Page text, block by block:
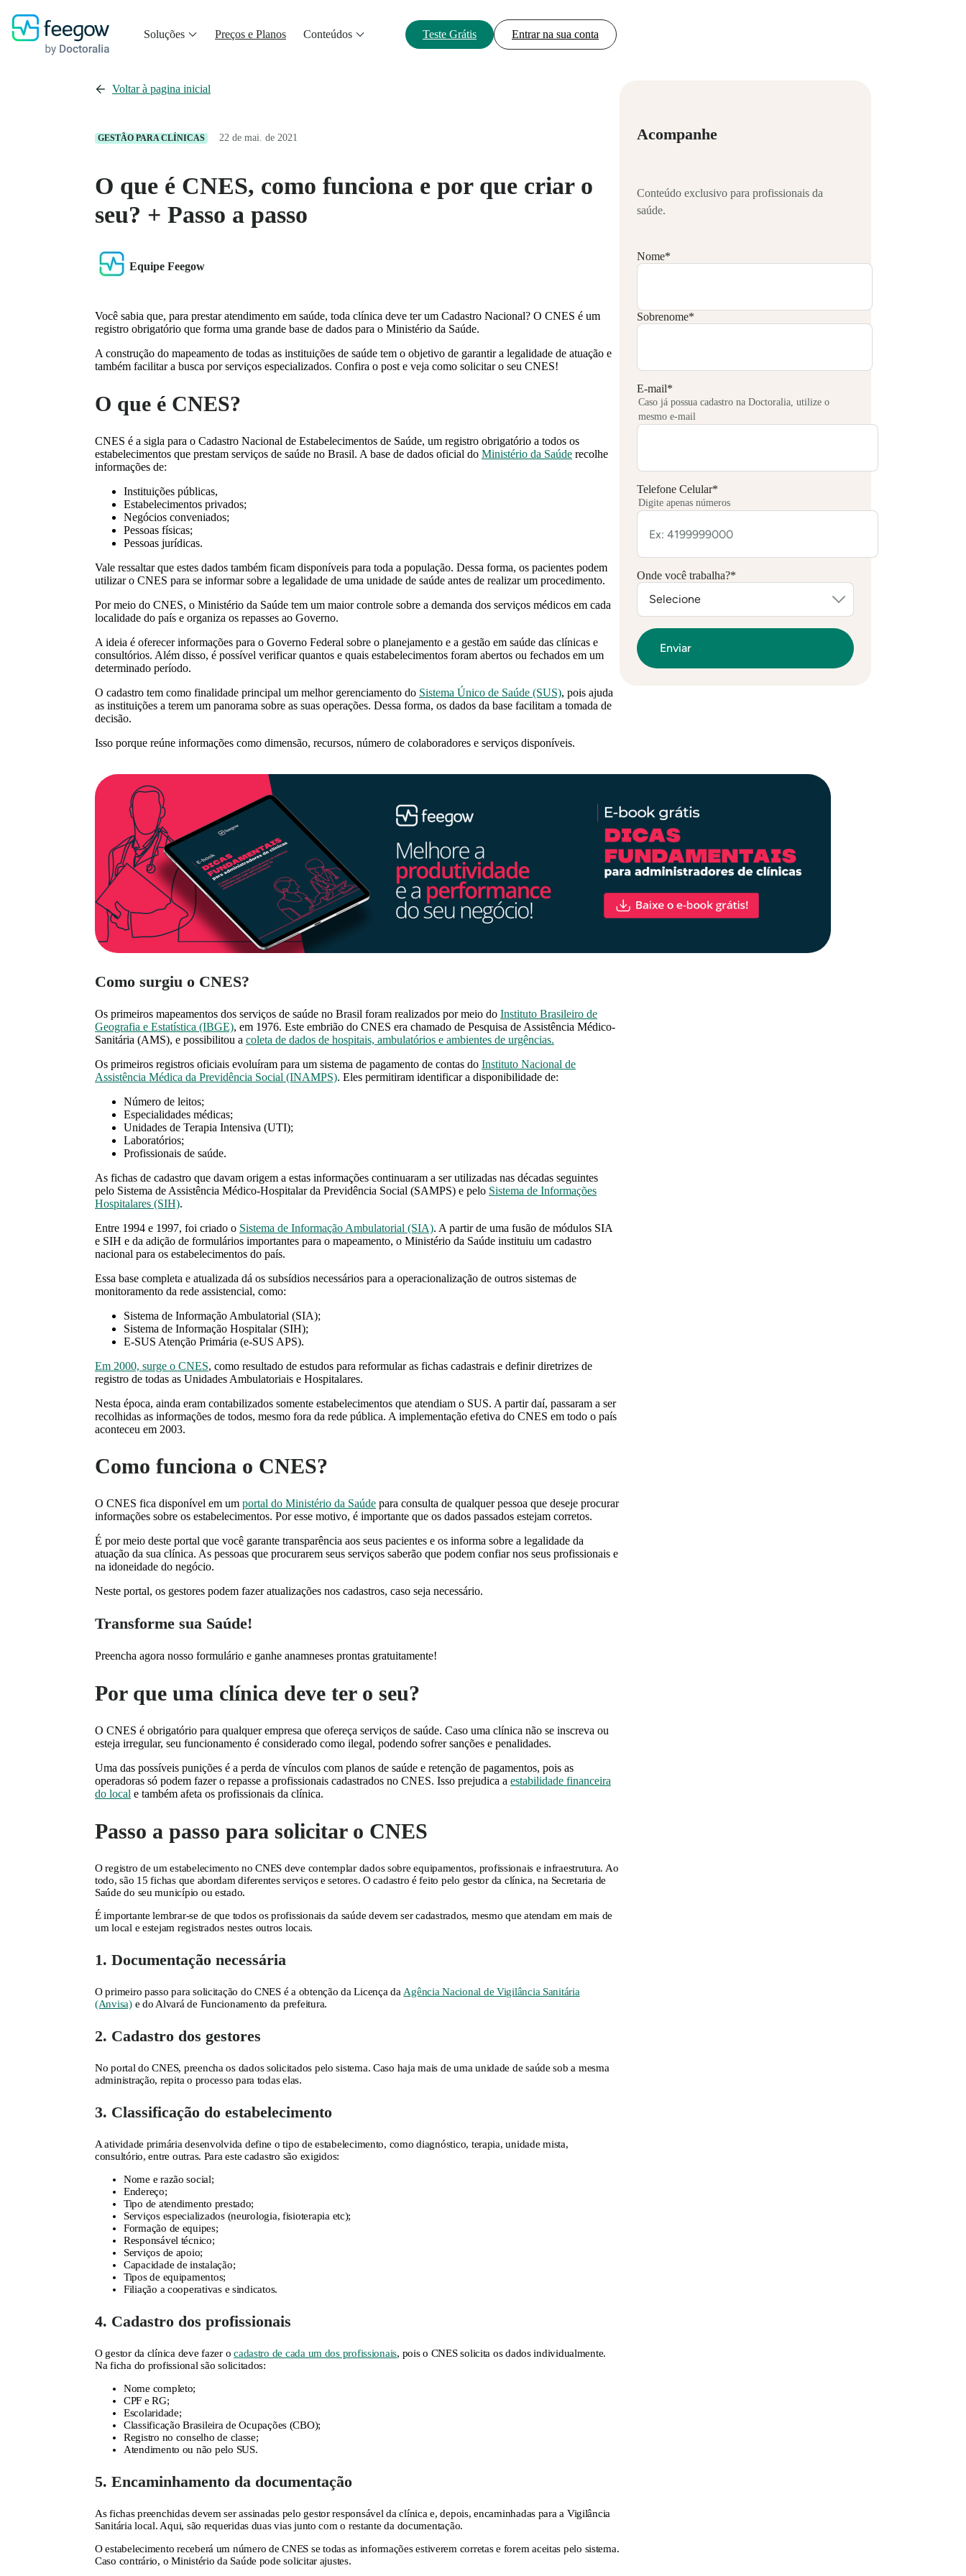
Soluções Preços e Planos Conteúdos Teste Grátis Entrar na sua conta
Voltar à pagina inicial
GESTÃO PARA CLÍNICAS 22 de mai. de 2021
O que é CNES, como funciona e por que criar o
seu? + Passo a passo
Equipe Feegow
Você sabia que, para prestar atendimento em saúde, toda clínica deve ter um Cadastro Nacional? O CNES é um
registro obrigatório que forma uma grande base de dados para o Ministério da Saúde.
A construção do mapeamento de todas as instituições de saúde tem o objetivo de garantir a legalidade de atuação e
também facilitar a busca por serviços especializados. Confira o post e veja como solicitar o seu CNES!
O que é CNES?
CNES é a sigla para o Cadastro Nacional de Estabelecimentos de Saúde, um registro obrigatório a todos os
estabelecimentos que prestam serviços de saúde no Brasil. A base de dados oficial do Ministério da Saúde recolhe
informações de:
Instituições públicas,
Estabelecimentos privados;
Negócios conveniados;
Pessoas físicas;
Pessoas jurídicas.
Vale ressaltar que estes dados também ficam disponíveis para toda a população. Dessa forma, os pacientes podem
utilizar o CNES para se informar sobre a legalidade de uma unidade de saúde antes de realizar um procedimento.
Por meio do CNES, o Ministério da Saúde tem um maior controle sobre a demanda dos serviços médicos em cada
localidade do país e organiza os repasses ao Governo.
A ideia é oferecer informações para o Governo Federal sobre o planejamento e a gestão em saúde das clínicas e
consultórios. Além disso, é possível verificar quantos e quais estabelecimentos foram abertos ou fechados em um
determinado período.
O cadastro tem como finalidade principal um melhor gerenciamento do Sistema Único de Saúde (SUS), pois ajuda
as instituições a terem um panorama sobre as suas operações. Dessa forma, os dados da base facilitam a tomada de
decisão.
Isso porque reúne informações como dimensão, recursos, número de colaboradores e serviços disponíveis.
Como surgiu o CNES?
Os primeiros mapeamentos dos serviços de saúde no Brasil foram realizados por meio do Instituto Brasileiro de
Geografia e Estatística (IBGE), em 1976. Este embrião do CNES era chamado de Pesquisa de Assistência Médico-
Sanitária (AMS), e possibilitou a coleta de dados de hospitais, ambulatórios e ambientes de urgências.
Os primeiros registros oficiais evoluíram para um sistema de pagamento de contas do Instituto Nacional de
Assistência Médica da Previdência Social (INAMPS). Eles permitiram identificar a disponibilidade de:
Número de leitos;
Especialidades médicas;
Unidades de Terapia Intensiva (UTI);
Laboratórios;
Profissionais de saúde.
As fichas de cadastro que davam origem a estas informações continuaram a ser utilizadas nas décadas seguintes
pelo Sistema de Assistência Médico-Hospitalar da Previdência Social (SAMPS) e pelo Sistema de Informações
Hospitalares (SIH).
Entre 1994 e 1997, foi criado o Sistema de Informação Ambulatorial (SIA). A partir de uma fusão de módulos SIA
e SIH e da adição de formulários importantes para o mapeamento, o Ministério da Saúde instituiu um cadastro
nacional para os estabelecimentos do país.
Essa base completa e atualizada dá os subsídios necessários para a operacionalização de outros sistemas de
monitoramento da rede assistencial, como:
Sistema de Informação Ambulatorial (SIA);
Sistema de Informação Hospitalar (SIH);
E-SUS Atenção Primária (e-SUS APS).
Em 2000, surge o CNES, como resultado de estudos para reformular as fichas cadastrais e definir diretrizes de
registro de todas as Unidades Ambulatoriais e Hospitalares.
Nesta época, ainda eram contabilizados somente estabelecimentos que atendiam o SUS. A partir daí, passaram a ser
recolhidas as informações de todos, mesmo fora da rede pública. A implementação efetiva do CNES em todo o país
aconteceu em 2003.
Como funciona o CNES?
O CNES fica disponível em um portal do Ministério da Saúde para consulta de qualquer pessoa que deseje procurar
informações sobre os estabelecimentos. Por esse motivo, é importante que os dados passados estejam corretos.
É por meio deste portal que você garante transparência aos seus pacientes e os informa sobre a legalidade da
atuação da sua clínica. As pessoas que procurarem seus serviços saberão que podem confiar nos seus profissionais e
na idoneidade do negócio.
Neste portal, os gestores podem fazer atualizações nos cadastros, caso seja necessário.
Transforme sua Saúde!
Preencha agora nosso formulário e ganhe anamneses prontas gratuitamente!
Por que uma clínica deve ter o seu?
O CNES é obrigatório para qualquer empresa que ofereça serviços de saúde. Caso uma clínica não se inscreva ou
esteja irregular, seu funcionamento é considerado como ilegal, podendo sofrer sanções e penalidades.
Uma das possíveis punições é a perda de vínculos com planos de saúde e retenção de pagamentos, pois as
operadoras só podem fazer o repasse a profissionais cadastrados no CNES. Isso prejudica a estabilidade financeira
do local e também afeta os profissionais da clínica.
Passo a passo para solicitar o CNES
O registro de um estabelecimento no CNES deve contemplar dados sobre equipamentos, profissionais e infraestrutura. Ao
todo, são 15 fichas que abordam diferentes serviços e setores. O cadastro é feito pelo gestor da clínica, na Secretaria de
Saúde do seu município ou estado.
É importante lembrar-se de que todos os profissionais da saúde devem ser cadastrados, mesmo que atendam em mais de
um local e estejam registrados nestes outros locais.
1. Documentação necessária
O primeiro passo para solicitação do CNES é a obtenção da Licença da Agência Nacional de Vigilância Sanitária
(Anvisa)e do Alvará de Funcionamento da prefeitura.
2. Cadastro dos gestores
No portal do CNES, preencha os dados solicitados pelo sistema. Caso haja mais de uma unidade de saúde sob a mesma
administração, repita o processo para todas elas.
3. Classificação do estabelecimento
A atividade primária desenvolvida define o tipo de estabelecimento, como diagnóstico, terapia, unidade mista,
consultório, entre outras. Para este cadastro são exigidos:
Nome e razão social;
Endereço;
Tipo de atendimento prestado;
Serviços especializados (neurologia, fisioterapia etc);
Formação de equipes;
Responsável técnico;
Serviços de apoio;
Capacidade de instalação;
Tipos de equipamentos;
Filiação a cooperativas e sindicatos.
4. Cadastro dos profissionais
O gestor da clínica deve fazer ocadastro de cada um dos profissionais, pois o CNES solicita os dados individualmente.
Na ficha do profissional são solicitados:
Nome completo;
CPF e RG;
Escolaridade;
Classificação Brasileira de Ocupações (CBO);
Registro no conselho de classe;
Atendimento ou não pelo SUS.
5. Encaminhamento da documentação
As fichas preenchidas devem ser assinadas pelo gestor responsável da clínica e, depois, encaminhadas para a Vigilância
Sanitária local. Aqui, são requeridas duas vias junto com o restante da documentação.
O estabelecimento receberá um número de CNES se todas as informações estiverem corretas e forem aceitas pelo sistema.
Caso contrário, o Ministério da Saúde pode solicitar ajustes.
Acompanhe
Conteúdo exclusivo para profissionais da
saúde.
Nome*
Sobrenome*
E-mail*
Caso já possua cadastro na Doctoralia, utilize o
mesmo e-mail
Telefone Celular*
Digite apenas números
Onde você trabalha?*